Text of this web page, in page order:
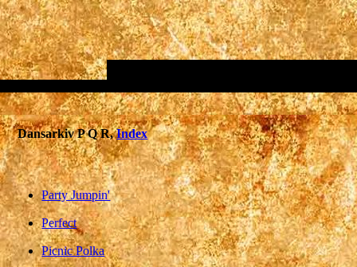
Dansarkiv P Q R,Index
Party Jumpin'
Perfect
Picnic Polka